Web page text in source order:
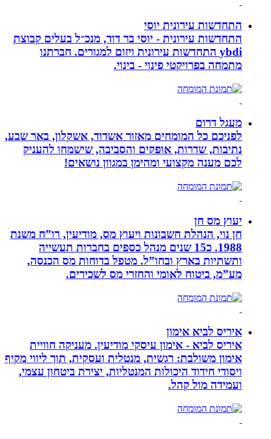
התחדשות עירונית יוסי
התחדשות עירונית - יוסי בר דוד, מנכ״ל בעלים קבוצת
ybdi התחדשות עירונית ויזום למגורים. חברתנו
מתמחה בפרויקטי פינוי - בינוי.
מעגל דרום
לפניכם כל המומחים מאזור אשדוד, אשקלון, באר שבע,
נתיבות, שדרות, אופקים והסביבה, שישמחו להעניק
לכם מענה מקצועי ומהימן במגוון נושאים!
יעוץ מס חן
חן נוי, הנהלת חשבונות ויעוץ מס, מודיעין, רו”ח משנת
1988. כ15 שנים מנהל כספים בחברות תעשייה
ותשתיות בארץ ובחו”ל. מטפל בדוחות מס הכנסה,
מע”מ, ביטוח לאומי והחזרי מס לשכירים.
איריס לביא אימון
איריס לביא - אימון עיסקי מודיעין. מעניקה חוויית
אימון משולבת: רגשית, מנטלית ועסקית, תוך ליווי מקיף
ויסודי חידוד היכולות המנטליות, יצירת ביטחון עצמי,
ועמידה מול קהל.